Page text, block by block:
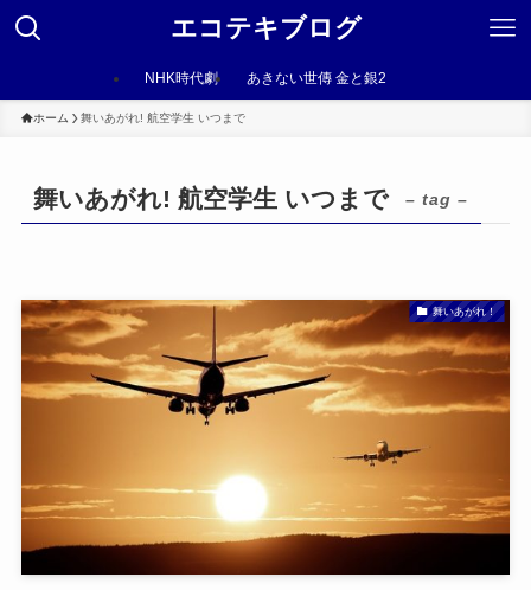
エコテキブログ
NHK時代劇 あきない世傳 金と銀2
ホーム 舞いあがれ! 航空学生 いつまで
舞いあがれ! 航空学生 いつまで – tag –
舞いあがれ！